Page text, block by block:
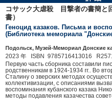
コサック大虐殺 目撃者の書簡と
書）
Геноцид казаков. Письма и
(Библиотека мемориала
Подольск, Музей-Мемориал Донские
2023 年 ISBN 9785716413016
Первую часть сборника составили
родственникам в 1924-1934 гг.. Во
Сталину о зверских методах
коллективизации, с описаниями
воспоминания кубанского казака
методы подавления казачества